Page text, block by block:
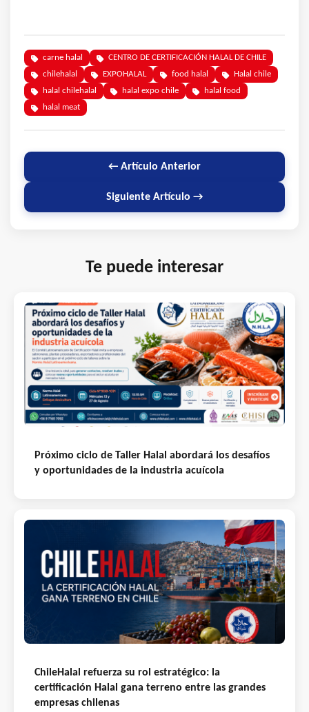
carne halal
CENTRO DE CERTIFICACIÓN HALAL DE CHILE
chilehalal
EXPOHALAL food halal
Halal chile
halal chilehalal
halal expo chile
halal food
halal meat
← Artículo Anterior
Siguiente Artículo →
Te puede interesar
Próximo ciclo de Taller Halal abordará los desafíos
y oportunidades de la industria acuícola
ChileHalal refuerza su rol estratégico: la
certificación Halal gana terreno entre las grandes
empresas chilenas